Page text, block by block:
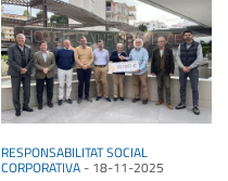
RESPONSABILITAT SOCIAL
CORPORATIVA- 18-11-2025